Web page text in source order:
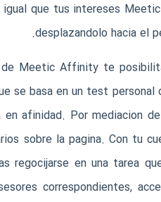
que tus intereses
desplazandolo hacia el
de Meetic Affinity te
se basa en un test
afinidad. Por mediacion
sobre la pagina. Con tu
regocijarse en una tarea
correspondientes,